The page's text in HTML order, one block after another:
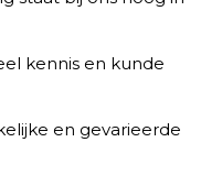
kennis en kunde
en gevarieerde